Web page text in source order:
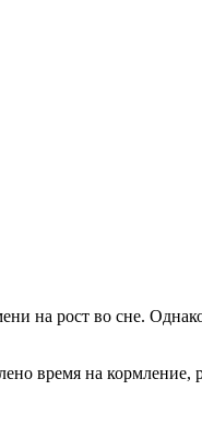
на рост во сне.
время на